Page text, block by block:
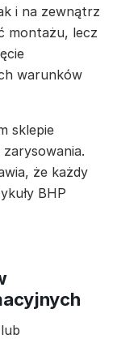
i na zewnątrz
montażu, lecz
warunków
sklepie
że każdy
BHP